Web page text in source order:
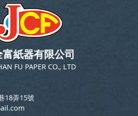
富紙器有限公司
FU PAPER CO., LTD
18弄15號